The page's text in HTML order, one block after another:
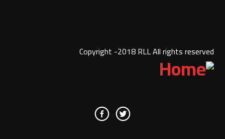
Copyright -2018 RLL All rights reserved